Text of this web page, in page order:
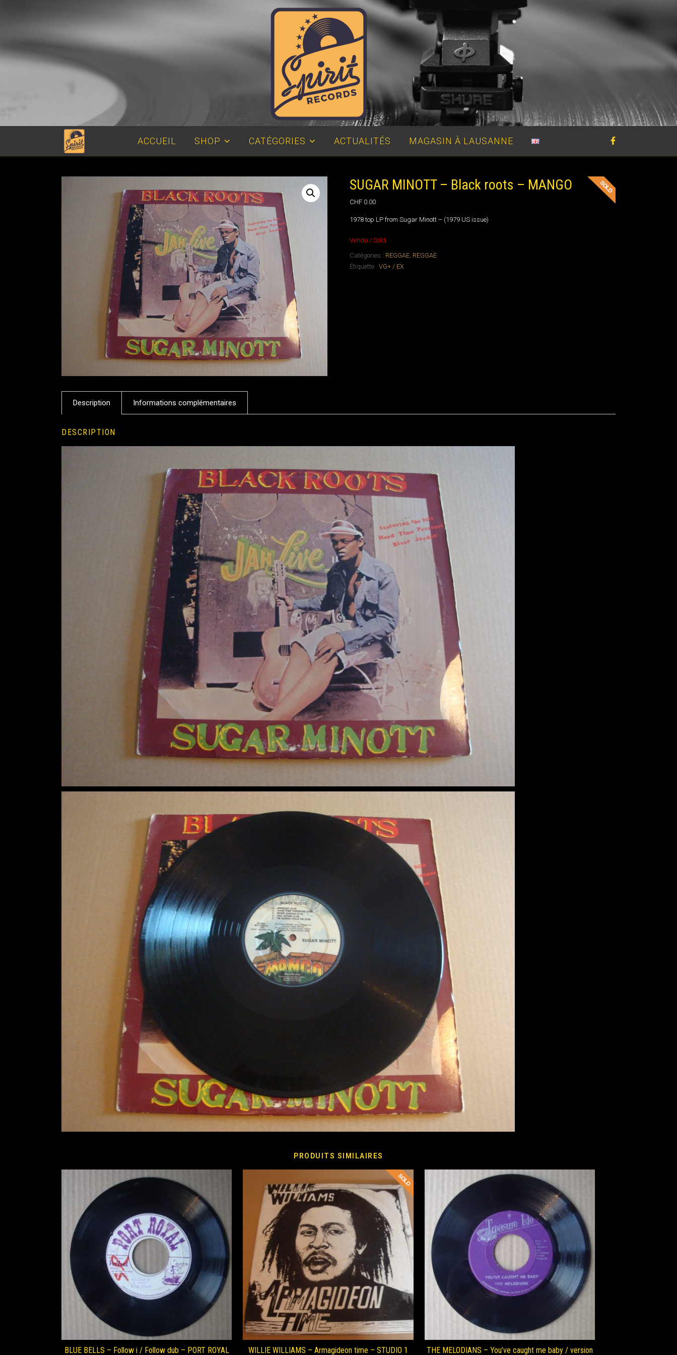
Disquaire, vinyles d'occasion, Lausanne
ACCUEIL SHOP CATÉGORIES ACTUALITÉS MAGASIN À LAUSANNE
SUGAR MINOTT – Black roots – MANGO
CHF 0.00
1978 top LP from Sugar Minott – (1979 US issue)
Vendu / Sold
Catégories : REGGAE, REGGAE
Étiquette : VG+ / EX
Description Informations complémentaires
DESCRIPTION
PRODUITS SIMILAIRES
BLUE BELLS – Follow i / Follow dub – PORT ROYAL WILLIE WILLIAMS – Armagideon time – STUDIO 1 THE MELODIANS – You’ve caught me baby / version